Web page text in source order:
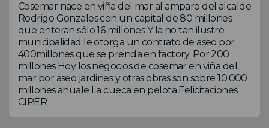
Cosemar nace en viña del mar al amparo del alcalde
Rodrigo Gonzales con un capital de 80 millones
que enteran sólo 16 millones Y la no tan ilustre
municipalidad le otorga un contrato de aseo por
400millones que se prenda en factory. Por 200
millones Hoy los negocios de cosemar en viña del
mar por aseo jardines y otras obras son sobre 10.000
millones anuale La cueca en pelota Felicitaciones
CIPER